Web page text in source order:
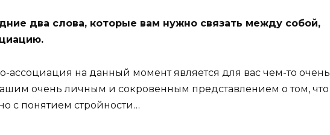
два слова, которые вам нужно связать между собой,
ассоциация на данный момент является для вас чем-то очень
очень личным и сокровенным представлением о том, что
с понятием стройности…